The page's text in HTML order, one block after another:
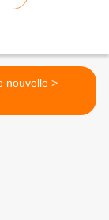
Triste nouvelle >